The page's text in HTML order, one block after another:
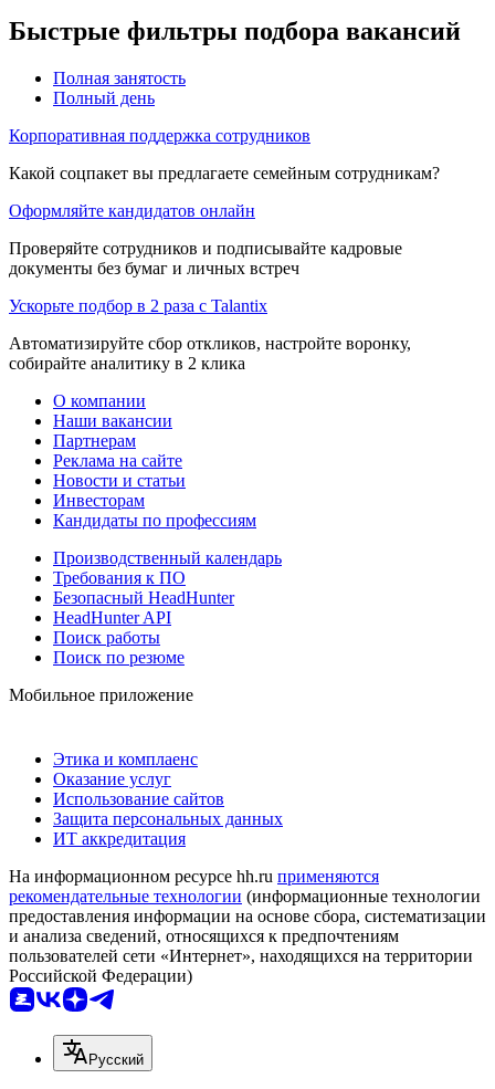
Быстрые фильтры подбора вакансий
Полная занятость
Полный день
Корпоративная поддержка сотрудников
Какой соцпакет вы предлагаете семейным сотрудникам?
Оформляйте кандидатов онлайн
Проверяйте сотрудников и подписывайте кадровые
документы без бумаг и личных встреч
Ускорьте подбор в 2 раза с Talantix
Автоматизируйте сбор откликов, настройте воронку,
собирайте аналитику в 2 клика
О компании
Наши вакансии
Партнерам
Реклама на сайте
Новости и статьи
Инвесторам
Кандидаты по профессиям
Производственный календарь
Требования к ПО
Безопасный HeadHunter
HeadHunter API
Поиск работы
Поиск по резюме
Мобильное приложение
Этика и комплаенс
Оказание услуг
Использование сайтов
Защита персональных данных
ИТ аккредитация
На информационном ресурсе hh.ru применяются
рекомендательные технологии (информационные технологии
предоставления информации на основе сбора, систематизации
и анализа сведений, относящихся к предпочтениям
пользователей сети «Интернет», находящихся на территории
Российской Федерации)
Русский